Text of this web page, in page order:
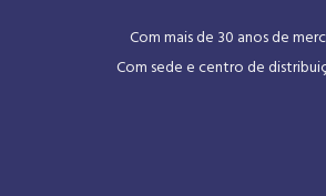
Com mais de 30 anos de
Com sede e centro de